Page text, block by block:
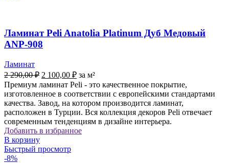
Ламинат Peli Anatolia Platinum Дуб Медовый
ANP-908
Ламинат
2 290,00₽ Первоначальная
цена
составляла
2
290,00 ₽.
2 100,00 ₽Текущая
цена:
2
100,00 ₽.
за м²
Премиум ламинат Peli - это качественное покрытие,
изготовленное в соответствии с европейскими стандартами
качества. Завод, на котором производится ламинат,
расположен в Турции. Вся коллекция декоров Peli отвечает
современным тенденциям в дизайне интерьера.
Добавить в избранное
В корзину
Быстрый просмотр
-8%